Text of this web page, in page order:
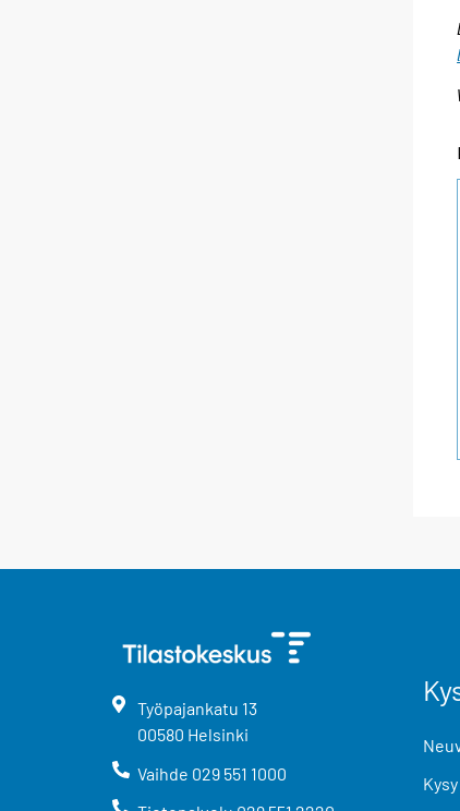
Työpajankatu 13
00580 Helsinki
Vaihde 029 551 1000